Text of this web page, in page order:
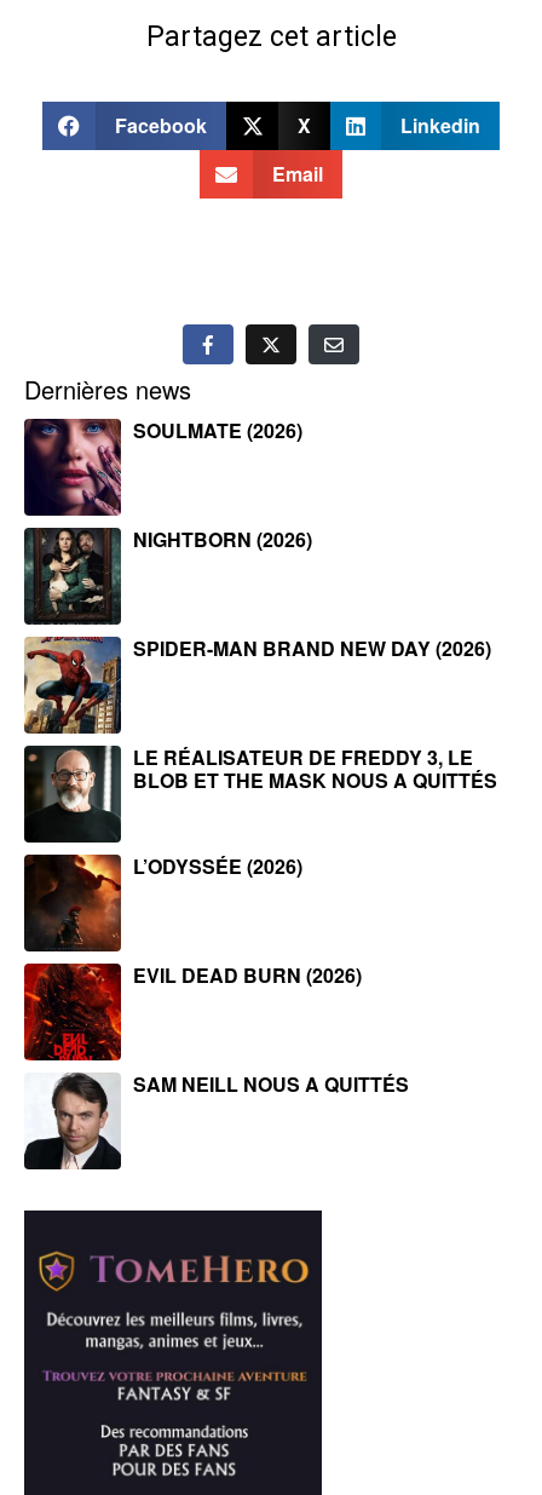
Partagez cet article
Facebook X
Linkedin
Email
Dernières news
SOULMATE (2026)
NIGHTBORN (2026)
SPIDER-MAN BRAND NEW DAY (2026)
LE RÉALISATEUR DE FREDDY 3, LE
BLOB ET THE MASK NOUS A QUITTÉS
L’ODYSSÉE (2026)
EVIL DEAD BURN (2026)
SAM NEILL NOUS A QUITTÉS